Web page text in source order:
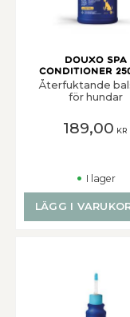
Douxo Spa
Conditioner
Återfuktande
för hundar
189,00 KR
I lager
LÄGG I